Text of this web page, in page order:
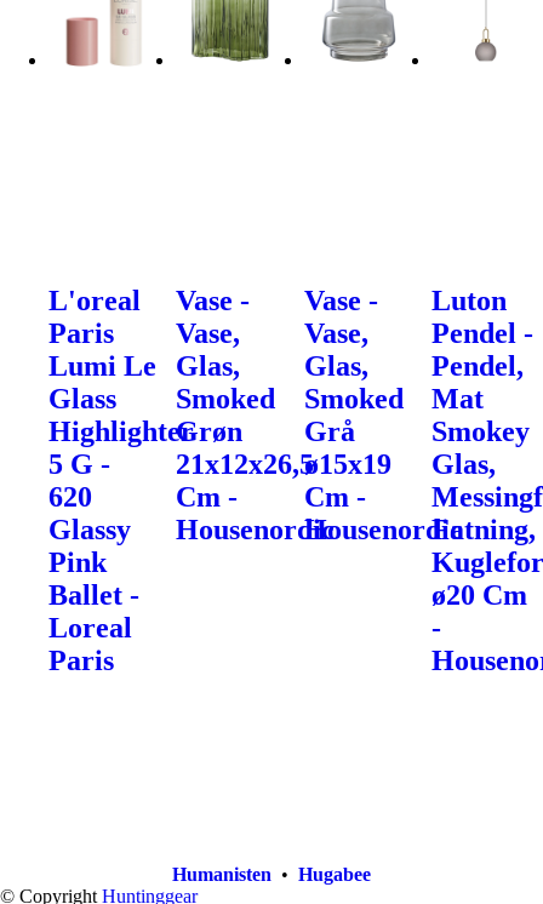
L'oreal
Paris
Lumi Le
Glass
Highlighter
5 G -
620
Glassy
Pink
Ballet -
Loreal
Paris
Vase -
Vase,
Glas,
Smoked
Grøn
21x12x26,5
Cm -
Housenordic
Vase -
Vase,
Glas,
Smoked
Grå
ø15x19
Cm -
Housenordic
Luton
Pendel -
Pendel,
Mat
Smokey
Glas,
Fatning,
ø20 Cm
-
Humanisten • Hugabee
© Copyright Huntinggear